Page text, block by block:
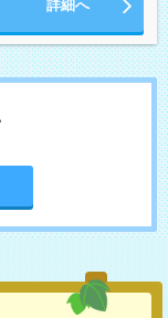
詳細へ